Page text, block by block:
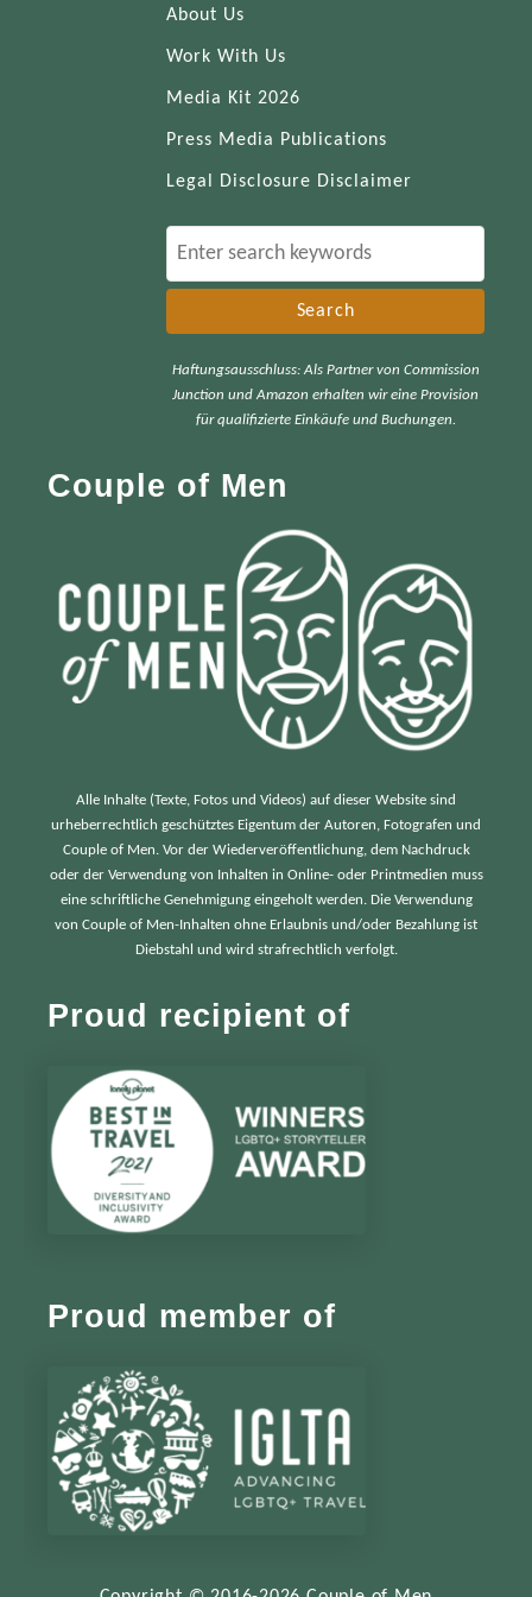
About Us
Work With Us
Media Kit 2026
Press Media Publications
Legal Disclosure Disclaimer
e
cHaftungsausschluss: Als Partner von Commission
Junction und Amazon erhalten wir eine Provision
für qualifizierte Einkäufe und Buchungen.
Couple of Men
Alle Inhalte (Texte, Fotos und Videos) auf dieser Website sind
urheberrechtlich geschütztes Eigentum der Autoren, Fotografen und
Couple of Men. Vor der Wiederveröffentlichung, dem Nachdruck
oder der Verwendung von Inhalten in Online- oder Printmedien muss
eine schriftliche Genehmigung eingeholt werden. Die Verwendung
von Couple of Men-Inhalten ohne Erlaubnis und/oder Bezahlung ist
Diebstahl und wird strafrechtlich verfolgt.
Proud recipient of
Proud member of